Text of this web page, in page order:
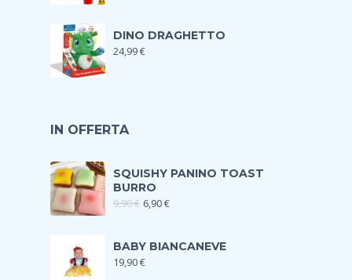
DINO DRAGHETTO
24,99€
IN OFFERTA
SQUISHY PANINO TOAST
BURRO
9,90€ 6,90€
BABY BIANCANEVE
19,90€